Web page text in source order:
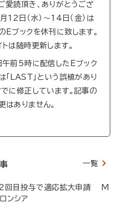
読頂き、ありがとうござ
12日（水）～14日（金）は
Eブックを休刊に致します。
トは随時更新します。
前5時に配信したEブック
「LAST」という誤植があり
でに修正しています。記事の
はありません。
一覧
2回目投与で適応拡大申請 M
ンシア